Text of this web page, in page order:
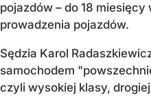
pojazdów – do 18
prowadzenia pojazdów.
Sędzia Karol
samochodem
czyli wysokiej klasy,